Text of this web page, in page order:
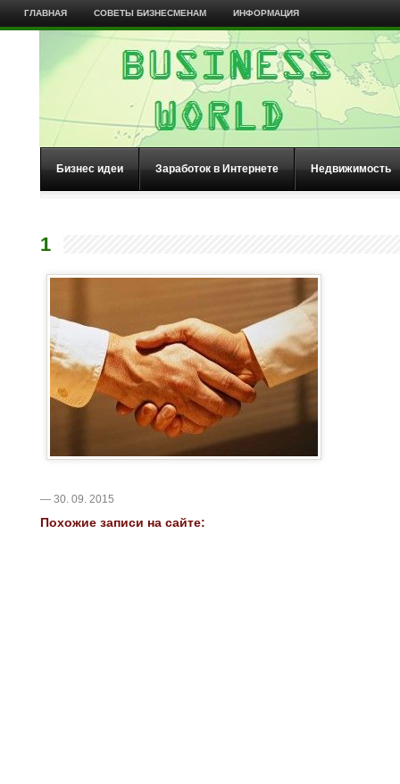
ГЛАВНАЯ СОВЕТЫ БИЗНЕСМЕНАМ ИНФОРМАЦИЯ
Бизнес идеи Заработок в Интернете Недвижимость
1
— 30. 09. 2015
Похожие записи на сайте: